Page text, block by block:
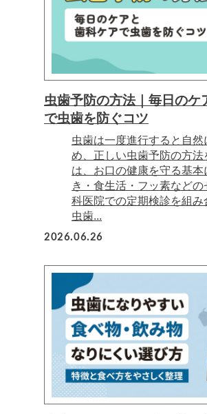
虫歯予防の方法｜毎日のケ
で虫歯を防ぐコツ
虫歯は一度進行すると自然
め、正しい虫歯予防の方法
は、お口の健康を守る基
き・食生活・フッ素など
科医院での定期検診を組み
虫歯...
2026.06.26